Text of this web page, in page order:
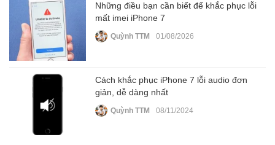
Những điều bạn cần biết để khắc phục lỗi
mất imei iPhone 7
Quỳnh TTM 01/08/2026
Cách khắc phục iPhone 7 lỗi audio đơn
giản, dễ dàng nhất
Quỳnh TTM 08/11/2024